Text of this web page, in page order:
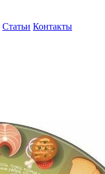
Статьи Контакты